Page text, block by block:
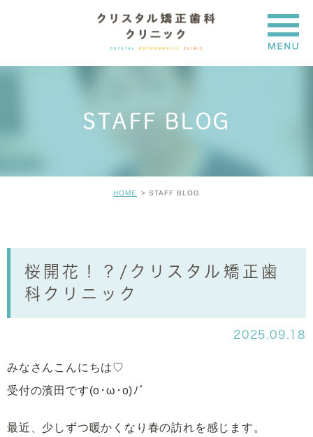
STAFF BLOG
HOME STAFF BLOG
桜開花！？/クリスタル矯正歯
科クリニック
2025.09.18
みなさんこんにちは♡
受付の濱田です(o･ω･o)ﾉﾞ
最近、少しずつ暖かくなり春の訪れを感じます。